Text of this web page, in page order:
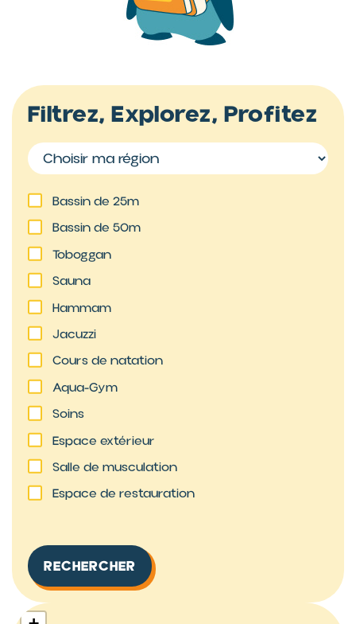
Filtrez, Explorez, Profitez
Bassin de 25m
Bassin de 50m
Toboggan
Sauna
Hammam
Jacuzzi
Cours de natation
Aqua-Gym
Soins
Espace extérieur
Salle de musculation
Espace de restauration